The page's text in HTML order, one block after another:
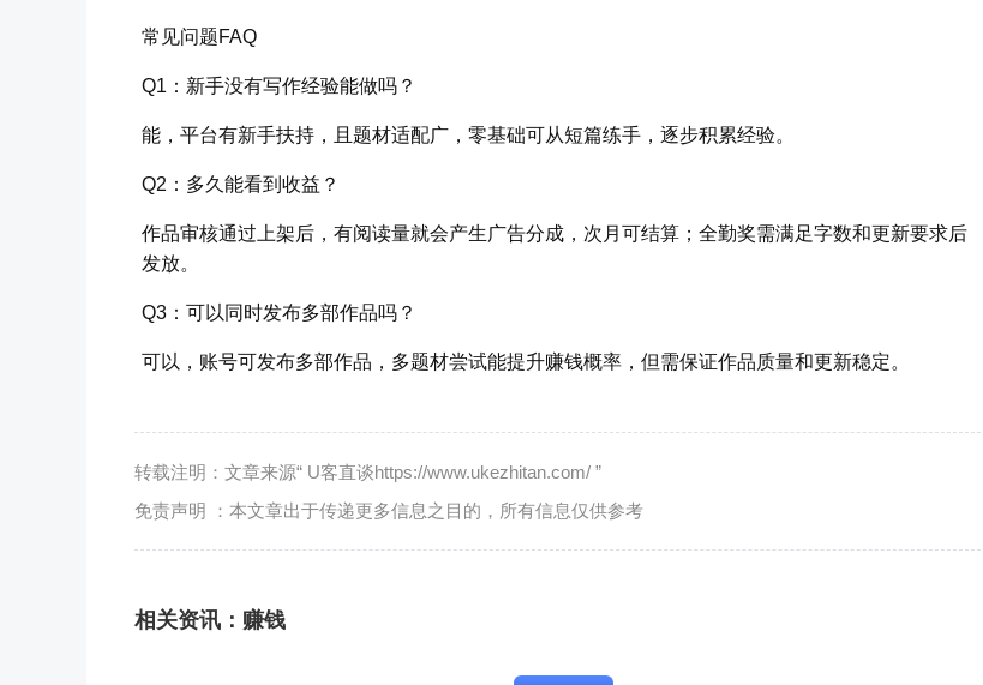
常见问题FAQ
Q1：新手没有写作经验能做吗？
能，平台有新手扶持，且题材适配广，零基础可从短篇练手，逐步积累经验。
Q2：多久能看到收益？
作品审核通过上架后，有阅读量就会产生广告分成，次月可结算；全勤奖需满足字数和更新要求后
发放。
Q3：可以同时发布多部作品吗？
可以，账号可发布多部作品，多题材尝试能提升赚钱概率，但需保证作品质量和更新稳定。
转载注明：文章来源“ U客直谈https://www.ukezhitan.com/ ”
免责声明 ：本文章出于传递更多信息之目的，所有信息仅供参考
相关资讯： 赚钱